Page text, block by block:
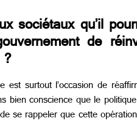
sociétaux qu’il
de
surtout l’occasion de
bien conscience que le
se rappeler que cette